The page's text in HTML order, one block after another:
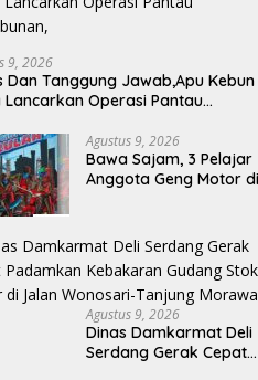
URC RESMOB
BITUNG UNGKAP KASUS
DUA TERDUGA
Tawar
9, 2026
Dan Tanggung Jawab,Apu Kebun
Lancarkan Operasi Pantau
Agustus 9, 2026
Bawa Sajam, 3 Pelajar
Anggota Geng Motor di
Agustus 9, 2026
Dinas Damkarmat Deli
Serdang Gerak Cepat